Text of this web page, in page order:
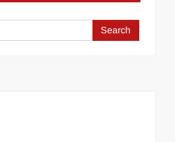
Search
for: